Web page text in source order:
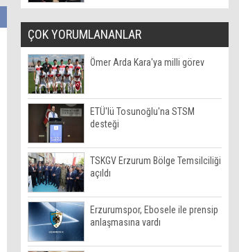
ÇOK YORUMLANANLAR
Ömer Arda Kara'ya milli görev
ETÜ'lü Tosunoğlu'na STSM
desteği
TSKGV Erzurum Bölge Temsilciliği
açıldı
Erzurumspor, Ebosele ile prensip
anlaşmasına vardı